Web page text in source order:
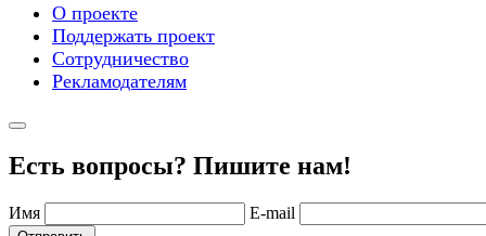
О проекте
Поддержать проект
Сотрудничество
Рекламодателям
Есть вопросы? Пишите нам!
Имя E-mail